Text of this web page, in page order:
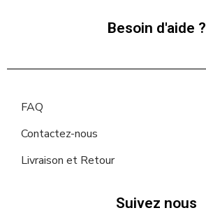
Besoin d'aide ?
FAQ
Contactez-nous
Livraison et Retour
Suivez nous